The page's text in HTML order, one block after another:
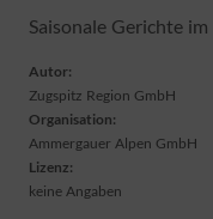
Saisonale Gerichte
Autor:
Zugspitz Region GmbH
Organisation:
Ammergauer Alpen GmbH
Lizenz:
keine Angaben